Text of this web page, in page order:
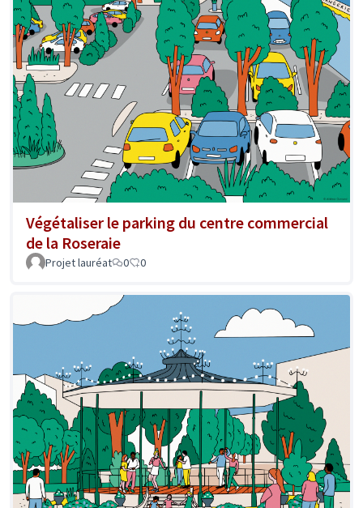
Végétaliser le parking du centre commercial
de la Roseraie
Projet lauréat 0 0